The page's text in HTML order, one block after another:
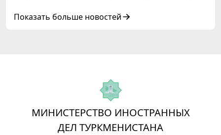
Показать больше новостей
МИНИСТЕРСТВО ИНОСТРАННЫХ
ДЕЛ ТУРКМЕНИСТАНА